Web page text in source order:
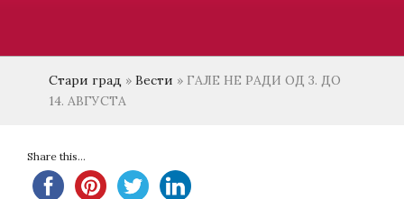
Стари град » Вести » ГАЛЕ НЕ РАДИ ОД 3. ДО
14. АВГУСТА
Share this...